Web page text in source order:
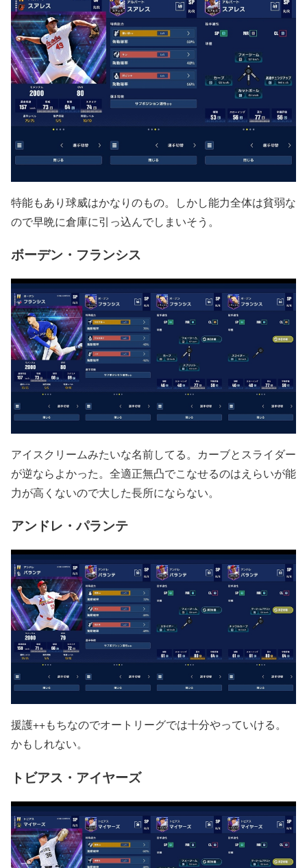
特能もあり球威はかなりのもの。しかし能力全体は貧弱な
ので早晩に倉庫に引っ込んでしまいそう。
ボーデン・フランシス
アイスクリームみたいな名前してる。カーブとスライダー
が逆ならよかった。全適正無凸でこなせるのはえらいが能
力が高くないので大した長所にならない。
アンドレ・パランテ
援護++もちなのでオートリーグでは十分やっていける。
かもしれない。
トビアス・アイヤーズ